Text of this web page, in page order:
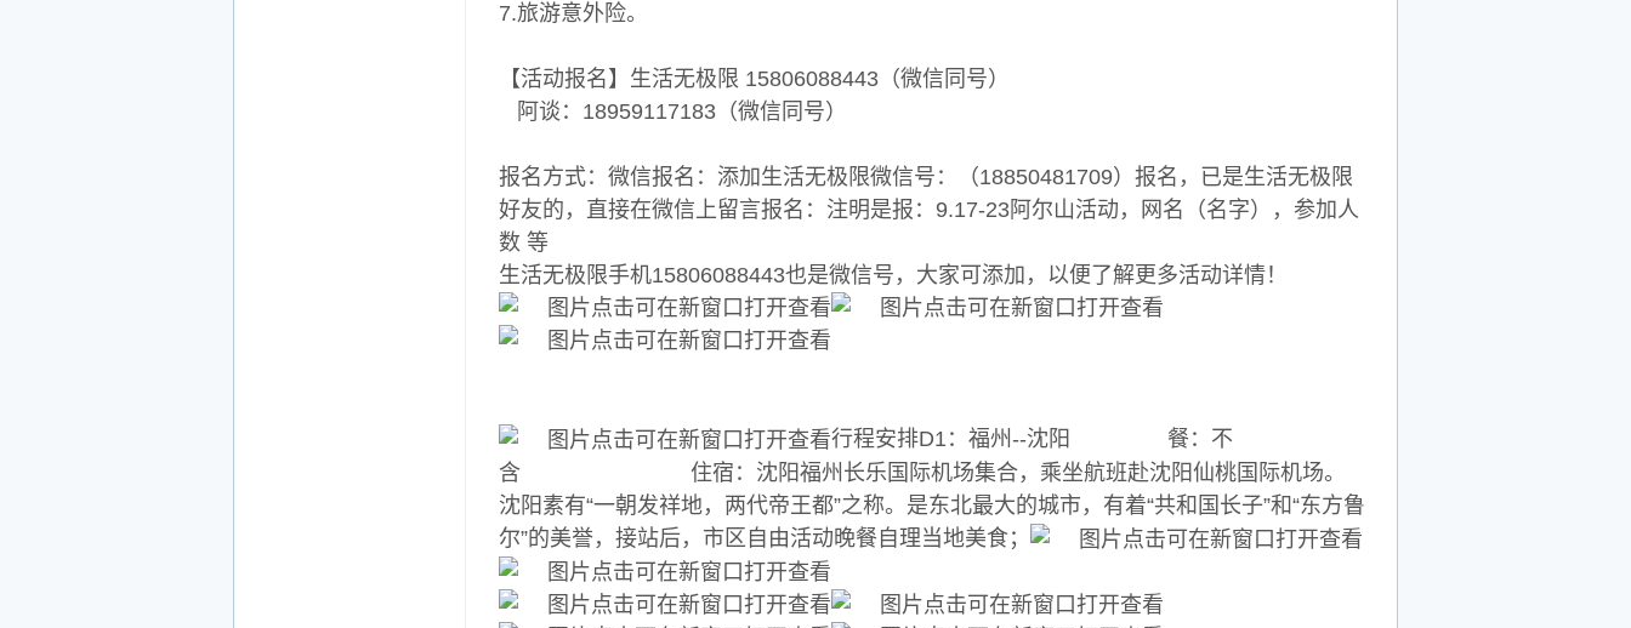
7.旅游意外险。
【活动报名】生活无极限 15806088443（微信同号）
阿谈：18959117183（微信同号）
报名方式：微信报名：添加生活无极限微信号：（18850481709）报名，已是生活无极限
好友的，直接在微信上留言报名：注明是报：9.17-23阿尔山活动，网名（名字），参加人
数 等
生活无极限手机15806088443也是微信号，大家可添加，以便了解更多活动详情！
行程安排D1：福州--沈阳 餐：不
含 住宿：沈阳福州长乐国际机场集合，乘坐航班赴沈阳仙桃国际机场。
沈阳素有“一朝发祥地，两代帝王都”之称。是东北最大的城市，有着“共和国长子”和“东方鲁
尔”的美誉，接站后，市区自由活动晚餐自理当地美食；